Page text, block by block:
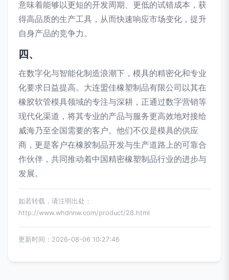
意味着能够以更短的开发周期、更低的试错成本，获
得高品质的生产工具，从而快速响应市场变化，提升
自身产品的竞争力。
四、
在数字化与智能化制造浪潮下，模具的精密化和专业
化要求日益提高。大连盟佳橡塑制品有限公司以其在
橡胶软管模具领域的专注与深耕，正通过数字营销等
现代化渠道，将其专业的产品与服务更高效地对接给
威海乃至全国需要的客户。他们不仅是模具的供应
商，更是客户在橡胶制品开发与生产道路上的可靠合
作伙伴，共同推动着中国精密橡塑制品行业的进步与
发展。
如若转载，请注明出处：
http://www.whdnnw.com/product/28.html
更新时间：2026-08-06 10:27:46